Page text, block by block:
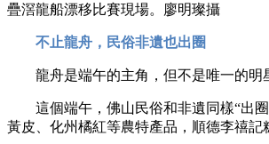
疊滘龍船漂移比賽現場。廖明璨攝
不止龍舟，民俗非遺也出圈
龍舟是端午的主角，但不是唯一的明
這個端午，佛山民俗和非遺同樣“出圈”
黃皮、化州橘紅等農特產品，順德李禧記